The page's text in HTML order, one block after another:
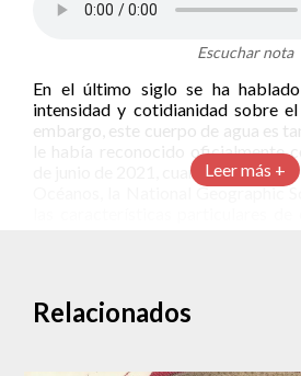
Leer más +
Escuchar nota
En el último siglo se ha
intensidad y cotidianidad sobre
embargo, este cuerpo de agua es
le había reconocido oficialmente
de junio de 2021, cuando se
Océanos, la National Geographic
La división habitual para los
Ártico son los continentes. Sin
Relacionados